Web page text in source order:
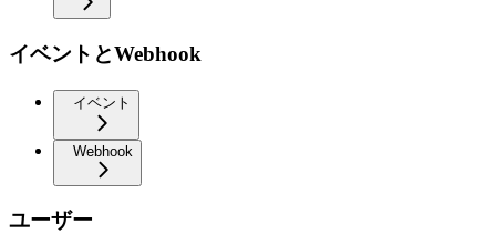
イベントとWebhook
イベント
Webhook
ユーザー